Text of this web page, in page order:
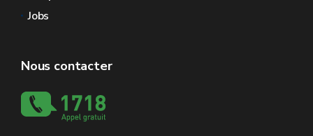
Jobs
Nous contacter